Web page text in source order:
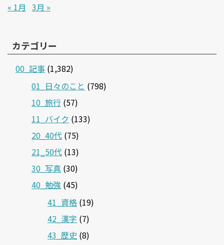
« 1月 3月 »
カテゴリー
00_記事 (1,382)
01_日々のこと (798)
10_旅行 (57)
11_バイク (133)
20_40代 (75)
21‗50代 (13)
30_写真 (30)
40_勉強 (45)
41_資格 (19)
42_漢字 (7)
43_歴史 (8)